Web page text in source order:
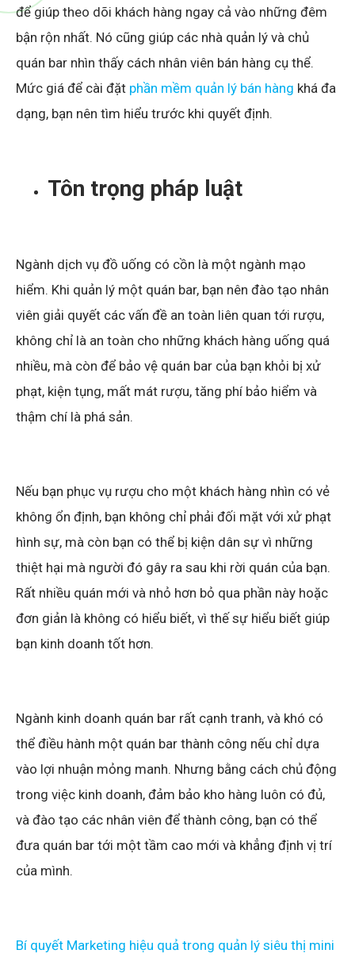
để giúp theo dõi khách hàng ngay cả vào những đêm
bận rộn nhất. Nó cũng giúp các nhà quản lý và chủ
quán bar nhìn thấy cách nhân viên bán hàng cụ thể.
Mức giá để cài đặt phần mềm quản lý bán hàng khá đa
dạng, bạn nên tìm hiểu trước khi quyết định.
Tôn trọng pháp luật
Ngành dịch vụ đồ uống có cồn là một ngành mạo
hiểm. Khi quản lý một quán bar, bạn nên đào tạo nhân
viên giải quyết các vấn đề an toàn liên quan tới rượu,
không chỉ là an toàn cho những khách hàng uống quá
nhiều, mà còn để bảo vệ quán bar của bạn khỏi bị xử
phạt, kiện tụng, mất mát rượu, tăng phí bảo hiểm và
thậm chí là phá sản.
Nếu bạn phục vụ rượu cho một khách hàng nhìn có vẻ
không ổn định, bạn không chỉ phải đối mặt với xử phạt
hình sự, mà còn bạn có thể bị kiện dân sự vì những
thiệt hại mà người đó gây ra sau khi rời quán của bạn.
Rất nhiều quán mới và nhỏ hơn bỏ qua phần này hoặc
đơn giản là không có hiểu biết, vì thế sự hiểu biết giúp
bạn kinh doanh tốt hơn.
Ngành kinh doanh quán bar rất cạnh tranh, và khó có
thể điều hành một quán bar thành công nếu chỉ dựa
vào lợi nhuận mỏng manh. Nhưng bằng cách chủ động
trong việc kinh doanh, đảm bảo kho hàng luôn có đủ,
và đào tạo các nhân viên để thành công, bạn có thể
đưa quán bar tới một tầm cao mới và khẳng định vị trí
của mình.
Bí quyết Marketing hiệu quả trong quản lý siêu thị mini